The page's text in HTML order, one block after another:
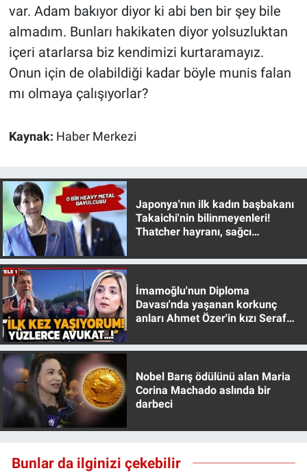
var. Adam bakıyor diyor ki abi ben bir şey bile
almadım. Bunları hakikaten diyor yolsuzluktan
içeri atarlarsa biz kendimizi kurtaramayız.
Onun için de olabildiği kadar böyle munis falan
mı olmaya çalışıyorlar?
Kaynak: Haber Merkezi
Japonya'nın ilk kadın başbakanı
Takaichi'nin bilinmeyenleri!
Thatcher hayranı, sağcı
İmamoğlu'nun Diploma
Davası'nda yaşanan korkunç
anları Ahmet Özer'in kızı Seraf
Nobel Barış ödülünü alan Maria
Corina Machado aslında bir
darbeci
Bunlar da ilginizi çekebilir